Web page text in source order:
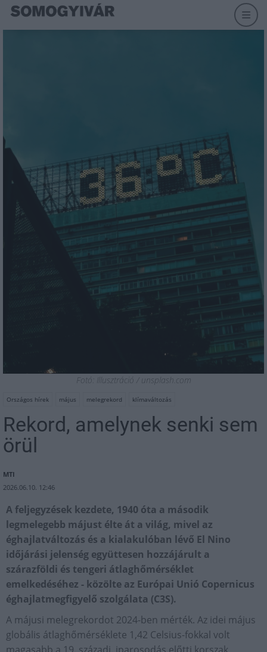
Fotó: Illusztráció / unsplash.com
Országos hírek május melegrekord klímaváltozás
Rekord, amelynek senki sem
örül
MTI
2026.06.10. 12:46
A feljegyzések kezdete, 1940 óta a második
legmelegebb májust élte át a világ, mivel az
éghajlatváltozás és a kialakulóban lévő El Nino
időjárási jelenség együttesen hozzájárult a
szárazföldi és tengeri átlaghőmérséklet
emelkedéséhez - közölte az Európai Unió Copernicus
éghajlatmegfigyelő szolgálata (C3S).
A májusi melegrekordot 2024-ben mérték. Az idei május
globális átlaghőmérséklete 1,42 Celsius-fokkal volt